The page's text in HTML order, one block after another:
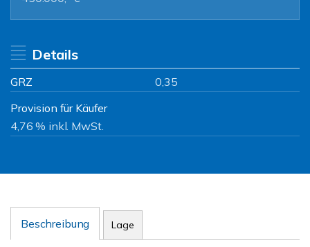
Details
GRZ
0,35
Provision für Käufer
4,76 % inkl. MwSt.
Beschreibung Lage